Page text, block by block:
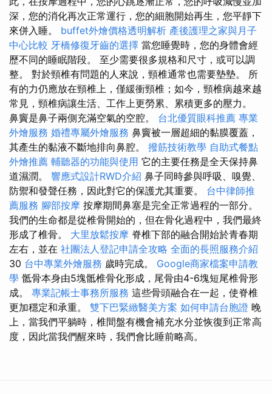
深，您的消化再次正常運行，您的細胞開始再生，您平靜下
來併入睡。 buffet外燴價格透明解析 產後護理之家與月子
中心比較 牙橋修復牙齒的選擇 當您睡覺時，您的身體會經
歷不同的睡眠階段。 至少需要很多規格和尺寸，或可以調
整。 對於頸椎有問題的人來說，頸椎通常也需要墊墊。 所
有的力仍應放在頸椎上，僅緩衝頸椎；如今，頸椎病越來越
常見，頸椎病讓生活、工作上更勞累、累積更多的壓力。
鼻竇是鼻子兩側充滿空氣的空腔。 台北優質眼科推薦 專業
外燴服務 婚禮專屬外燴服務 鼻竇被一層超細的黏膜覆蓋，
其產生的黏液不斷地排向鼻腔。 撥筋技術教學 自助式餐點
外燴推薦 輔聽器的功能與使用 它的主要任務是全天保持鼻
道濕潤。 響應式設計RWD介紹 鼻子同時參與呼吸、嗅覺、
防禦和發聲任務，因此對它的保護尤其重要。 台中律師推
薦服務 腳部按摩 按摩期間鼻塞是完全正常過程的一部分。
我們的生命都是從椎骨開始的，但在骨化過程中，我們最終
形成了椎骨。 大里放鬆按摩 脊椎下部的融合開始於青春期
左右，並在 社團法人登記申請全攻略 全面的長照服務介紹
30 台中專業外燴服務 歲時完成。 Google商家檔案申請教
學 骶骨本身由5塊骶椎骨化形成，尾骨由4-6塊短尾椎骨形
成。 專業記帳士事務所服務 這些骨頭融合在一起，使脊椎
更加穩定和承重。 雙下巴緊緻醫美方案 如何申請台胞證 晚
上，當我們平躺時，椎間盤有機會補充水分並恢復到正常高
度，因此當我們醒來時，我們會比睡前略高。